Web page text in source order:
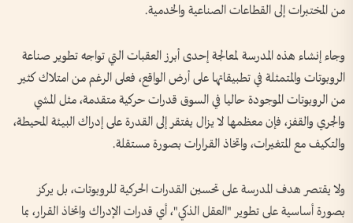
من المختبرات إلى القطاعات الصناعية والخدمية.
وجاء إنشاء هذه المدرسة لمعالجة إحدى أبرز العقبات التي تواجه تطوير صناعة
الروبوتات والمتمثلة في تطبيقاتها على أرض الواقع، فعلى الرغم من امتلاك كثير
من الروبوتات الموجودة حاليا في السوق قدرات حركية متقدمة، مثل المشي
والجري والقفز، فإن معظمها لا يزال يفتقر إلى القدرة على إدراك البيئة المحيطة،
والتكيف مع المتغيرات، واتخاذ القرارات بصورة مستقلة.
ولا يقتصر هدف المدرسة على تحسين القدرات الحركية للروبوتات، بل يركز
بصورة أساسية على تطوير "العقل الذكي"، أي قدرات الإدراك واتخاذ القرار، بما